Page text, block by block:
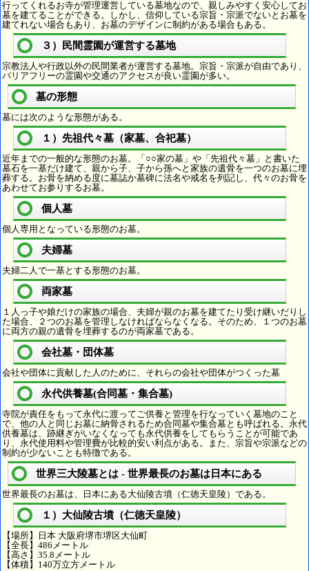
行ってくれるお寺が管理運営している墓地なので、親しみやすく安心してお
墓を建てることができる。しかし、信仰している宗旨・宗派でないとお墓を
建てれない場合もあり、お墓のデザインに制約がある場合もある。
３）民間霊園が運営する墓地
宗教法人や行政以外の民間業者が運営する墓地。宗旨・宗派が自由であり、
バリアフリーの霊園や交通のアクセスが良い霊園が多い。
墓の形態
墓には次のような形態がある。
１）先祖代々墓（家墓、合祀墓）
近年までの一般的な形態のお墓。「○○家の墓」や「先祖代々墓」と書いた
墓石を一基だけ建て、親から子、子から孫へと家族の遺骨を一つのお墓に埋
葬する。お骨を納める度に墓誌か墓碑に法名や戒名を列記し、代々のお骨を
あわせてお参りするお墓。
個人墓
個人専用となっている形態のお墓。
夫婦墓
夫婦二人で一基とする形態のお墓。
両家墓
１人っ子や娘だけの家族の場合、夫婦が親のお墓を建てたり受け継いだりし
た場合、２つのお墓を管理しなければならなくなる。そのため、１つのお墓
に両方の親の遺骨を埋葬するのが両家墓である。
会社墓・団体墓
会社や団体に貢献した人のために、それらの会社や団体がつくった墓
永代供養墓(合同墓・集合墓)
寺院が責任をもって永代に渡ってご供養と管理を行なっていく墓地のこと
で、他の人と同じお墓に納骨されるため合同墓や集合墓とも呼ばれる。永代
供養墓は、跡継ぎがいなくなっても永代供養をしてもらうことが可能であ
り、永代使用料や管理費が比較的安い利点がある。また、宗旨や宗派などの
制約が少ないことも特徴である。
世界三大陵墓とは - 世界最長のお墓は日本にある
世界最長のお墓は、日本にある大仙陵古墳（仁徳天皇陵）である。
１）大仙陵古墳（仁徳天皇陵）
【場所】日本 大阪府堺市堺区大仙町
【全長】486メートル
【高さ】35.8メートル
【体積】140万立方メートル